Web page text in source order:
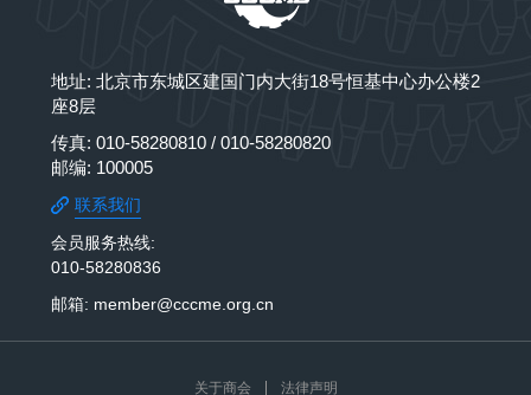
地址: 北京市东城区建国门内大街18号恒基中心办公楼2
座8层
传真: 010-58280810 / 010-58280820
邮编: 100005
联系我们
会员服务热线:
010-58280836
邮箱: member@cccme.org.cn
关于商会 法律声明